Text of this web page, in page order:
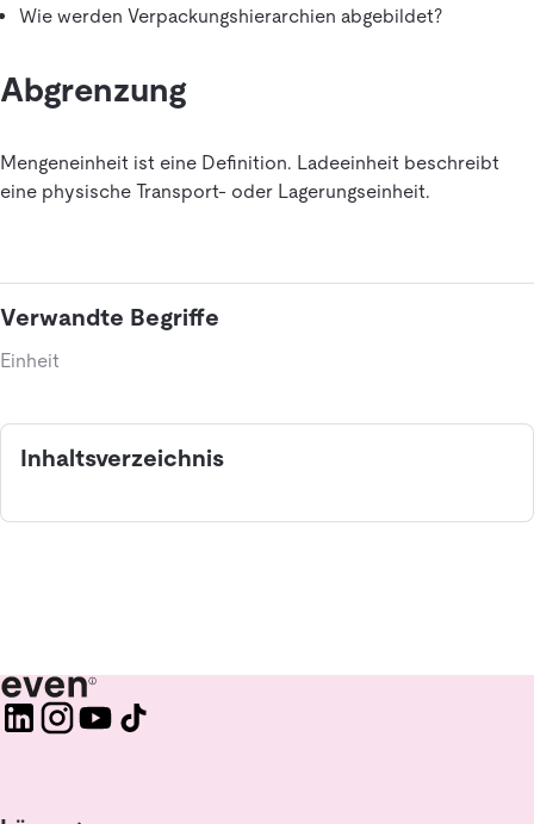
Wie werden Verpackungshierarchien abgebildet?
Abgrenzung
Mengeneinheit ist eine Definition. Ladeeinheit beschreibt
eine physische Transport- oder Lagerungseinheit.
Verwandte Begriffe
Einheit
Inhaltsverzeichnis